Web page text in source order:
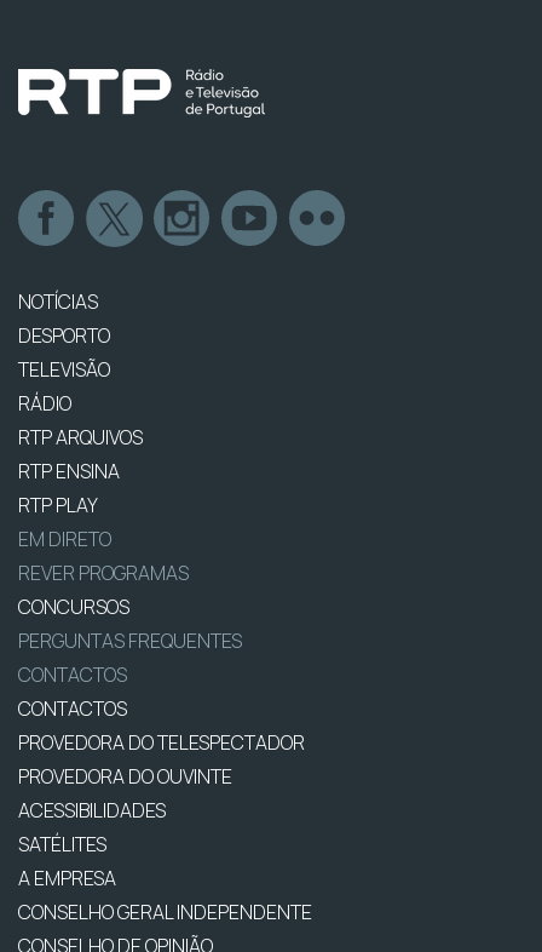
NOTÍCIAS
DESPORTO
TELEVISÃO
RÁDIO
RTP ARQUIVOS
RTP ENSINA
RTP PLAY
EM DIRETO
REVER PROGRAMAS
CONCURSOS
PERGUNTAS FREQUENTES
CONTACTOS
CONTACTOS
PROVEDORA DO TELESPECTADOR
PROVEDORA DO OUVINTE
ACESSIBILIDADES
SATÉLITES
A EMPRESA
CONSELHO GERAL INDEPENDENTE
CONSELHO DE OPINIÃO